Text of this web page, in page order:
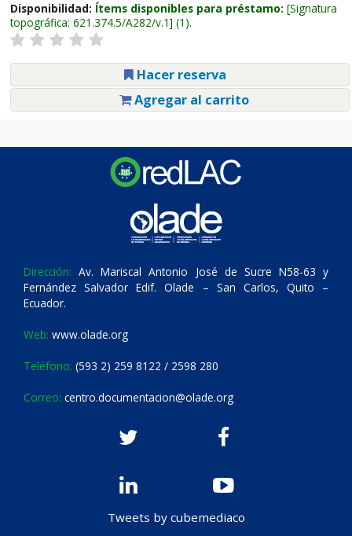
Disponibilidad: Ítems disponibles para préstamo: Signatura
topográfica: 621.374.5/A282/v.1 (1).
Hacer reserva
Agregar al carrito
Dirección: Av. Mariscal Antonio José de Sucre N58-63 y
Fernández Salvador Edif. Olade – San Carlos, Quito –
Ecuador.
Web: www.olade.org
Teléfono: (593 2) 259 8122 / 2598 280
Correo: centro.documentacion@olade.org
Tweets by cubemediaco